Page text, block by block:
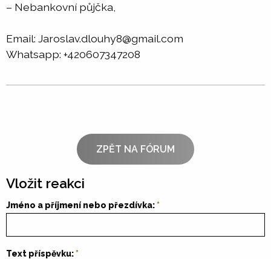
– Nebankovní půjčka,
Email: Jaroslav.dlouhy8@gmail.com
Whatsapp: +420607347208
ZPĚT NA FÓRUM
Vložit reakci
Jméno a příjmení nebo přezdívka:
Text příspěvku: